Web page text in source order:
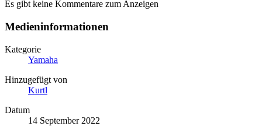
Es gibt keine Kommentare zum Anzeigen
Medieninformationen
Kategorie
Yamaha
Hinzugefügt von
Kurtl
Datum
14 September 2022